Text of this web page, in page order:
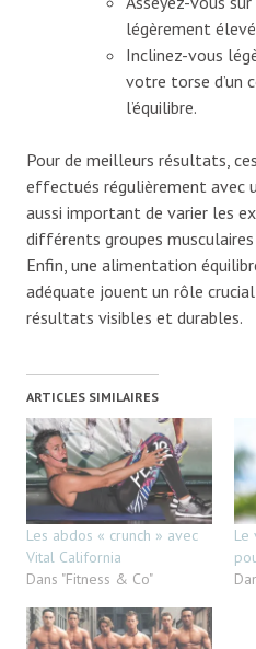
légèrement
Inclinez-vous
votre torse d’un
l’équilibre.
Pour de meilleurs résultats,
effectués régulièrement avec
aussi important de varier les
différents groupes musculaires
Enfin, une alimentation
adéquate jouent un rôle
résultats visibles et durables.
ARTICLES SIMILAIRES
Les abdos « crunch » avec
Vital California
Dans "Fitness & Co"
Le